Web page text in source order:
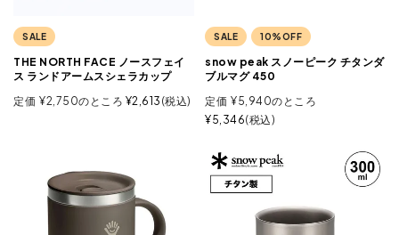
SALE
THE NORTH FACE ノースフェイ
ス ランドアームスシェラカップ
定価 ¥2,750のところ ¥2,613 税込
SALE 10%OFF
snow peak スノーピーク チタンダ
ブルマグ 450
定価 ¥5,940のところ
¥5,346 税込